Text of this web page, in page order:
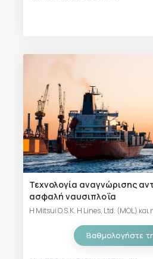
Τεχνολογία αναγνώρισης
ασφαλή ναυσιπλοΐα
Η Mitsui O.S.K. Η Lines, Ltd. (MOL) και
Βαθμολογήστε